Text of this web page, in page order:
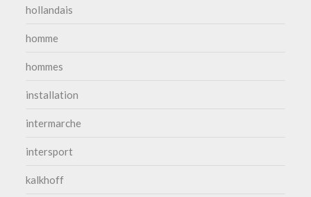
hollandais
homme
hommes
installation
intermarche
intersport
kalkhoff